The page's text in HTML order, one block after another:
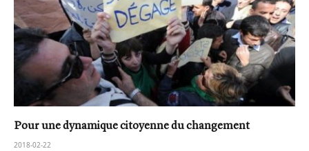
Pour une dynamique citoyenne du changement
2018-02-22